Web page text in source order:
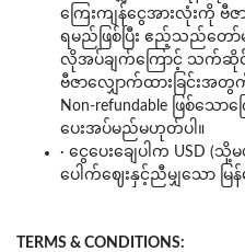
ကြေးကျန်ငွေအားလုံးကို ဗီဇ
ရမည်ဖြစ်ပြီး ဧည့်သည်တေ
လိုအပ်ချက်ကြောင့် သက်ဆိုင်ရ
ဗီဇာလျှောက်ထားခြင်းအ
Non-refundable ဖြစ်သေ
ပေးအပ်မည်မဟုတ်ပါ။
· ငွေပေးချေပါက USD (
ပေါက်ဈေးနှင့်ညီမျှသော မြန်
TERMS & CONDITIONS: